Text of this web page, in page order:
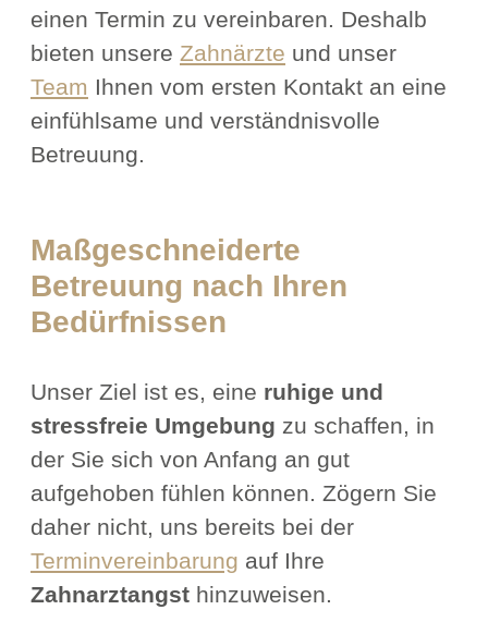
einen Termin zu vereinbaren. Deshalb
bieten unsere Zahnärzte und unser
Team Ihnen vom ersten Kontakt an eine
einfühlsame und verständnisvolle
Betreuung.
Maßgeschneiderte
Betreuung nach Ihren
Bedürfnissen
Unser Ziel ist es, eine ruhige und
stressfreie Umgebung zu schaffen, in
der Sie sich von Anfang an gut
aufgehoben fühlen können. Zögern Sie
daher nicht, uns bereits bei der
Terminvereinbarung auf Ihre
Zahnarztangst hinzuweisen.